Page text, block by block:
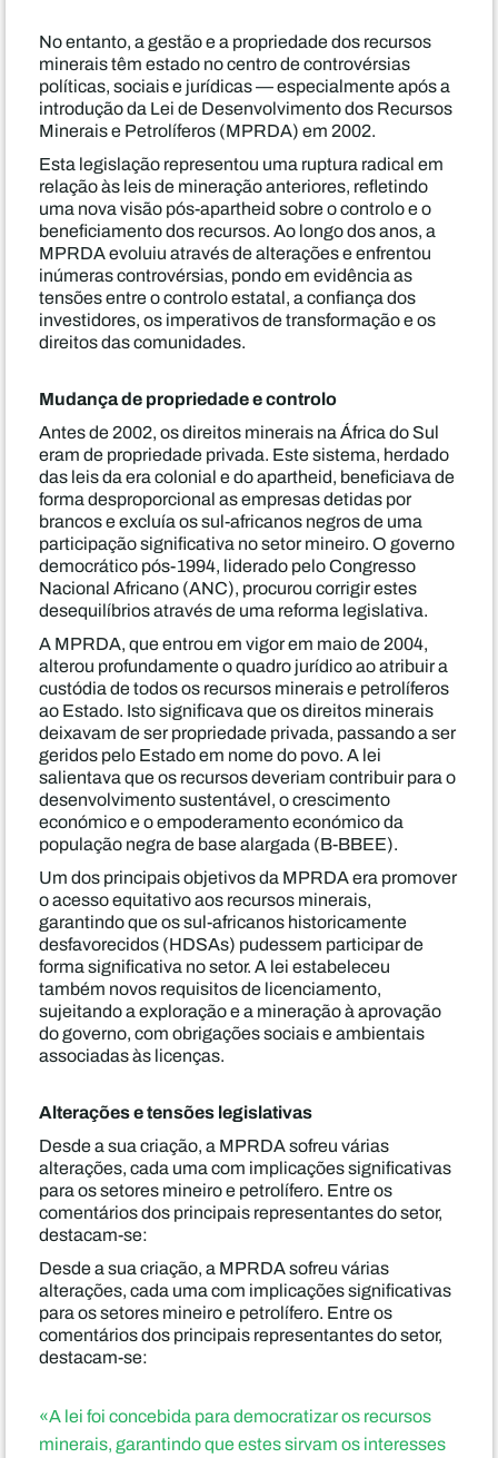
No entanto, a gestão e a propriedade dos recursos
minerais têm estado no centro de controvérsias
políticas, sociais e jurídicas — especialmente após a
introdução da Lei de Desenvolvimento dos Recursos
Minerais e Petrolíferos (MPRDA) em 2002.
Esta legislação representou uma ruptura radical em
relação às leis de mineração anteriores, refletindo
uma nova visão pós-apartheid sobre o controlo e o
beneficiamento dos recursos. Ao longo dos anos, a
MPRDA evoluiu através de alterações e enfrentou
inúmeras controvérsias, pondo em evidência as
tensões entre o controlo estatal, a confiança dos
investidores, os imperativos de transformação e os
direitos das comunidades.
Mudança de propriedade e controlo
Antes de 2002, os direitos minerais na África do Sul
eram de propriedade privada. Este sistema, herdado
das leis da era colonial e do apartheid, beneficiava de
forma desproporcional as empresas detidas por
brancos e excluía os sul-africanos negros de uma
participação significativa no setor mineiro. O governo
democrático pós-1994, liderado pelo Congresso
Nacional Africano (ANC), procurou corrigir estes
desequilíbrios através de uma reforma legislativa.
A MPRDA, que entrou em vigor em maio de 2004,
alterou profundamente o quadro jurídico ao atribuir a
custódia de todos os recursos minerais e petrolíferos
ao Estado. Isto significava que os direitos minerais
deixavam de ser propriedade privada, passando a ser
geridos pelo Estado em nome do povo. A lei
salientava que os recursos deveriam contribuir para o
desenvolvimento sustentável, o crescimento
económico e o empoderamento económico da
população negra de base alargada (B-BBEE).
Um dos principais objetivos da MPRDA era promover
o acesso equitativo aos recursos minerais,
garantindo que os sul-africanos historicamente
desfavorecidos (HDSAs) pudessem participar de
forma significativa no setor. A lei estabeleceu
também novos requisitos de licenciamento,
sujeitando a exploração e a mineração à aprovação
do governo, com obrigações sociais e ambientais
associadas às licenças.
Alterações e tensões legislativas
Desde a sua criação, a MPRDA sofreu várias
alterações, cada uma com implicações significativas
para os setores mineiro e petrolífero. Entre os
comentários dos principais representantes do setor,
destacam-se:
Desde a sua criação, a MPRDA sofreu várias
alterações, cada uma com implicações significativas
para os setores mineiro e petrolífero. Entre os
comentários dos principais representantes do setor,
destacam-se:
«A lei foi concebida para democratizar os recursos
minerais, garantindo que estes sirvam os interesses